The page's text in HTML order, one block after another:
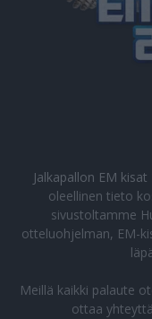
Jalkapallon EM kisat
oleellinen tieto
sivustoltamme
otteluohjelman, EM-
Meillä kaikki palaute
ottaa